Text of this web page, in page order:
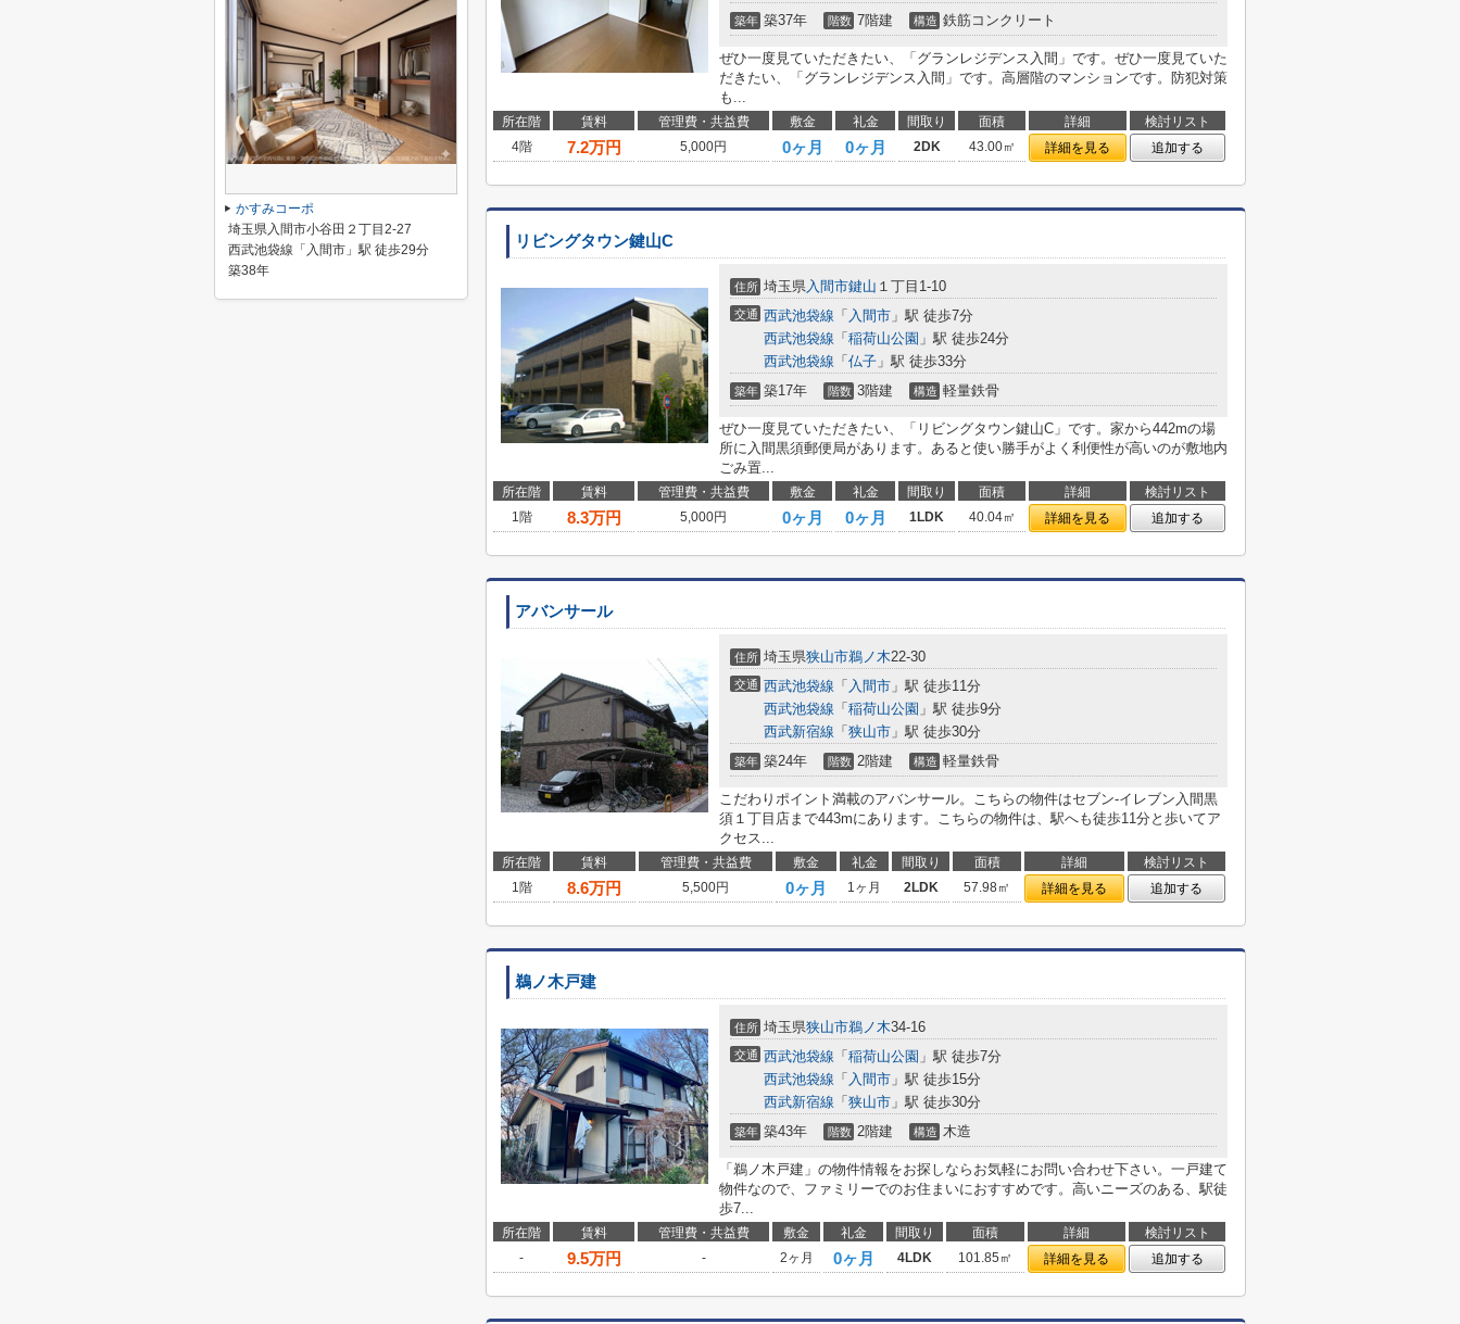
築年 築37年 階数 7階建 構造 鉄筋コンクリート
ぜひ一度見ていただきたい、「グランレジデンス入間」です。ぜひ一度見ていた
だきたい、「グランレジデンス入間」です。高層階のマンションです。防犯対策
も...
所在階 賃料 管理費・共益費 敷金 礼金 間取り 面積 詳細
検討リスト
4階
7.2万円 5,000円 0ヶ月 0ヶ月 2DK 43.00㎡ 詳細を見る 追加する
リビングタウン鍵山C
住所 埼玉県入間市鍵山 １丁目1-10
交通 西武池袋線 「 入間市 」駅 徒歩7分
西武池袋線 「 稲荷山公園 」駅 徒歩24分
西武池袋線 「 仏子 」駅 徒歩33分
築年 築17年 階数 3階建 構造 軽量鉄骨
ぜひ一度見ていただきたい、「リビングタウン鍵山C」です。家から442mの場
所に入間黒須郵便局があります。あると使い勝手がよく利便性が高いのが敷地内
ごみ置...
所在階 賃料 管理費・共益費 敷金 礼金 間取り 面積 詳細
検討リスト
1階
8.3万円 5,000円 0ヶ月 0ヶ月 1LDK 40.04㎡ 詳細を見る 追加する
アバンサール
住所 埼玉県狭山市鵜ノ木22-30
交通 西武池袋線 「 入間市 」駅 徒歩11分
西武池袋線 「 稲荷山公園 」駅 徒歩9分
西武新宿線 「 狭山市 」駅 徒歩30分
築年 築24年 階数 2階建 構造 軽量鉄骨
こだわりポイント満載のアバンサール。こちらの物件はセブン-イレブン入間黒
須１丁目店まで443mにあります。こちらの物件は、駅へも徒歩11分と歩いてア
クセス...
所在階 賃料 管理費・共益費 敷金 礼金 間取り 面積 詳細
検討リスト
1階
8.6万円 5,500円 0ヶ月 1ヶ月 2LDK 57.98㎡ 詳細を見る 追加する
鵜ノ木戸建
住所 埼玉県狭山市鵜ノ木34-16
交通 西武池袋線 「 稲荷山公園 」駅 徒歩7分
西武池袋線 「 入間市 」駅 徒歩15分
西武新宿線 「 狭山市 」駅 徒歩30分
築年 築43年 階数 2階建 構造 木造
「鵜ノ木戸建」の物件情報をお探しならお気軽にお問い合わせ下さい。一戸建て
物件なので、ファミリーでのお住まいにおすすめです。高いニーズのある、駅徒
歩7...
所在階 賃料 管理費・共益費 敷金 礼金 間取り 面積 詳細
検討リスト
-
9.5万円 - 2ヶ月 0ヶ月 4LDK 101.85㎡ 詳細を見る 追加する
かすみコーポ
埼玉県入間市小谷田２丁目2-27
西武池袋線「入間市」駅 徒歩29分
築38年